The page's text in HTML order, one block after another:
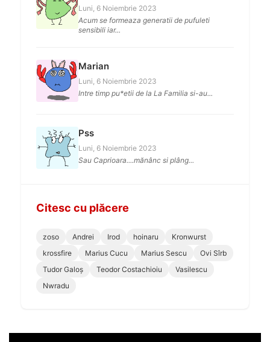
Luni, 6 Noiembrie 2023
Acum se formeaza generatii de pufuleti
sensibili iar...
Marian
Luni, 6 Noiembrie 2023
Intre timp pu*etii de la La Familia si-au...
Pss
Luni, 6 Noiembrie 2023
Sau Caprioara....mănânc si plâng...
Citesc cu plăcere
zoso Andrei Irod hoinaru
Kronwurst
krossfire
Marius Cucu Marius Sescu
Ovi Sîrb
Tudor Galoș
Teodor Costachioiu
Vasilescu
Nwradu